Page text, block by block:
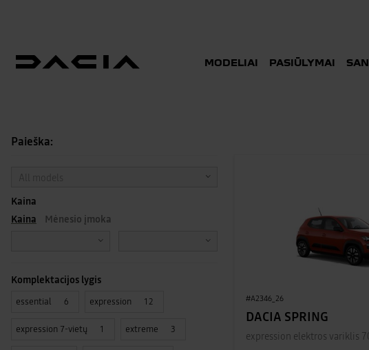
MODELIAI PASIŪLYMAI
SANDĖLIO AUTOMOBILIAI
Paieška:
All models
Kaina
Kaina
Mėnesio įmoka
Komplektacijos lygis
essential 6 expression 12
expression 7-vietų 1 extreme 3
#A2346_26
DACIA SPRING
expression elektros variklis